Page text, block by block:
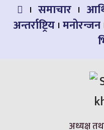
समाचार
अन्तर्राष्ट्रिय मनोरन्जन
अध्यक्ष